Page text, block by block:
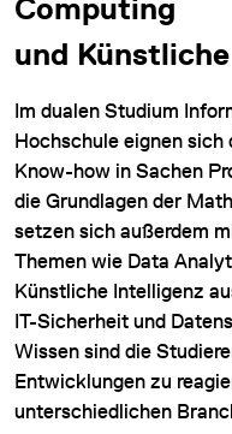
DATENSCHUTZ
DOWNLOADS
COOKIE-
Computing
und
Im dualen Studium
Hochschule eignen
Know-how in Sachen
die Grundlagen der
setzen sich außerdem
Themen wie Data
Künstliche Intelligenz
IT-Sicherheit und
Wissen sind die
Entwicklungen zu
unterschiedlichen